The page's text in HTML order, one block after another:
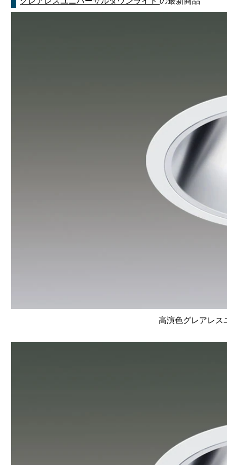
高演色グレアレス